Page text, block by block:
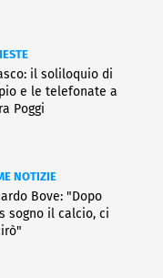
il soliloquio di
e le telefonate a
Poggi
NOTIZIE
Bove: "Dopo
sogno il calcio, ci